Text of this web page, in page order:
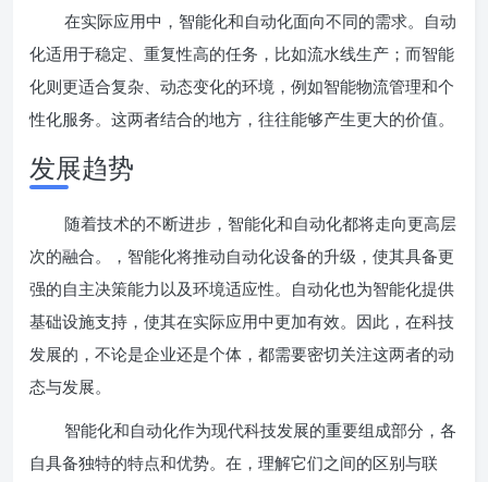
在实际应用中，智能化和自动化面向不同的需求。自动
化适用于稳定、重复性高的任务，比如流水线生产；而智能
化则更适合复杂、动态变化的环境，例如智能物流管理和个
性化服务。这两者结合的地方，往往能够产生更大的价值。
发展趋势
随着技术的不断进步，智能化和自动化都将走向更高层
次的融合。，智能化将推动自动化设备的升级，使其具备更
强的自主决策能力以及环境适应性。自动化也为智能化提供
基础设施支持，使其在实际应用中更加有效。因此，在科技
发展的，不论是企业还是个体，都需要密切关注这两者的动
态与发展。
智能化和自动化作为现代科技发展的重要组成部分，各
自具备独特的特点和优势。在，理解它们之间的区别与联